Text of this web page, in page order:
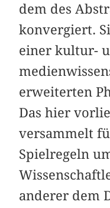
dem des
konvergiert.
einer kultur-
erweiterten
Das hier
versammelt
Spielregeln
anderer dem